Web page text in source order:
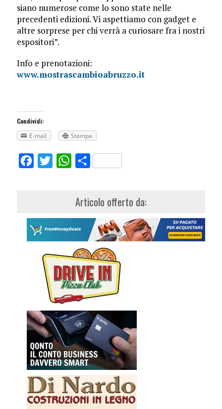
siano numerose come lo sono state nelle
precedenti edizioni. Vi aspettiamo con gadget e
altre sorprese per chi verrà a curiosare fra i nostri
espositori”.
Info e prenotazioni:
www.mostrascambioabruzzo.it
Condividi:
E-mail
Stampa
FacebookTwitterWhatsApp
Share
Articolo offerto da: